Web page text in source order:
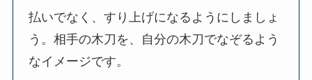
払いでなく、すり上げになるようにしましょ
う。相手の木刀を、自分の木刀でなぞるよう
なイメージです。